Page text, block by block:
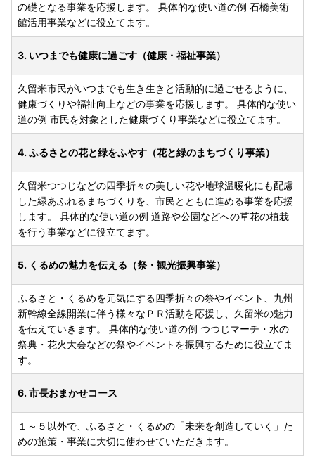
の礎となる事業を応援します。 具体的な使い道の例 石橋美術
館活用事業などに役立てます。
3. いつまでも健康に過ごす（健康・福祉事業）
久留米市民がいつまでも生き生きと活動的に過ごせるように、
健康づくりや福祉向上などの事業を応援します。 具体的な使い
道の例 市民を対象とした健康づくり事業などに役立てます。
4. ふるさとの花と緑をふやす（花と緑のまちづくり事業）
久留米つつじなどの四季折々の美しい花や地球温暖化にも配慮
した緑あふれるまちづくりを、市民とともに進める事業を応援
します。 具体的な使い道の例 道路や公園などへの草花の植栽
を行う事業などに役立てます。
5. くるめの魅力を伝える（祭・観光振興事業）
ふるさと・くるめを元気にする四季折々の祭やイベント、九州
新幹線全線開業に伴う様々なＰＲ活動を応援し、久留米の魅力
を伝えていきます。 具体的な使い道の例 つつじマーチ・水の
祭典・花火大会などの祭やイベントを振興するために役立てま
す。
6. 市長おまかせコース
１～５以外で、ふるさと・くるめの「未来を創造していく」た
めの施策・事業に大切に使わせていただきます。